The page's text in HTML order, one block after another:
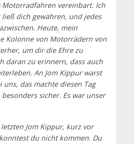
vereinbart. Ich
dich gewähren, und jedes
Heute, mein
Kolonne von Motorrädern von
um dir die Ehre zu
daran zu erinnern, dass auch
An Jom Kippur warst
das machte diesen Tag
sicher. Es war unser
Jom Kippur, kurz vor
du nicht kommen. Du